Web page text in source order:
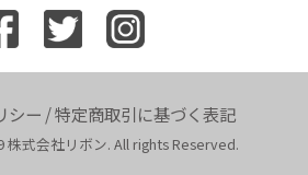
シー /特定商取引に基づく表記
株式会社リボン. All rights Reserved.